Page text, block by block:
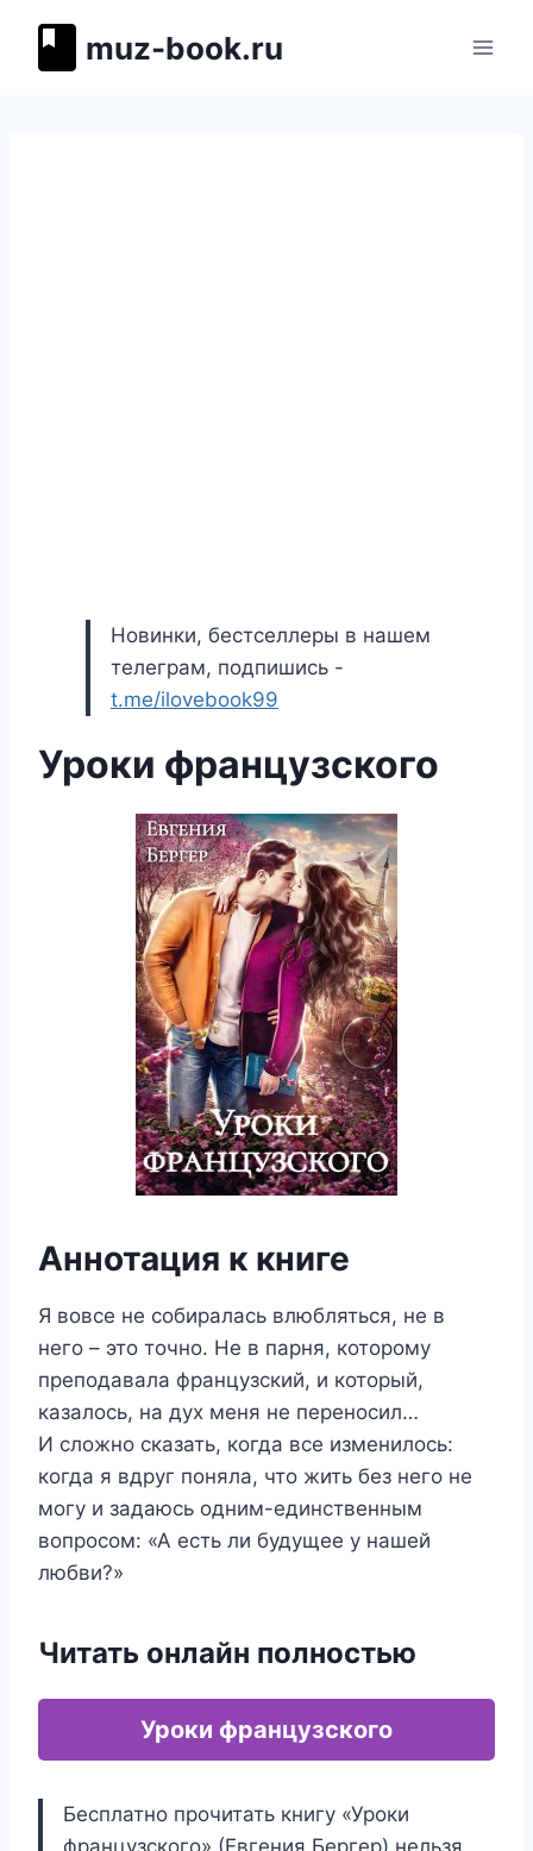
muz-book.ru
Новинки, бестселлеры в нашем
телеграм, подпишись -
t.me/ilovebook99
Уроки французского
Аннотация к книге
Я вовсе не собиралась влюбляться, не в
него – это точно. Не в парня, которому
преподавала французский, и который,
казалось, на дух меня не переносил…
И сложно сказать, когда все изменилось:
когда я вдруг поняла, что жить без него не
могу и задаюсь одним-единственным
вопросом: «А есть ли будущее у нашей
любви?»
Читать онлайн полностью
Уроки французского
Бесплатно прочитать книгу «Уроки
французского» (Евгения Бергер) нельзя,